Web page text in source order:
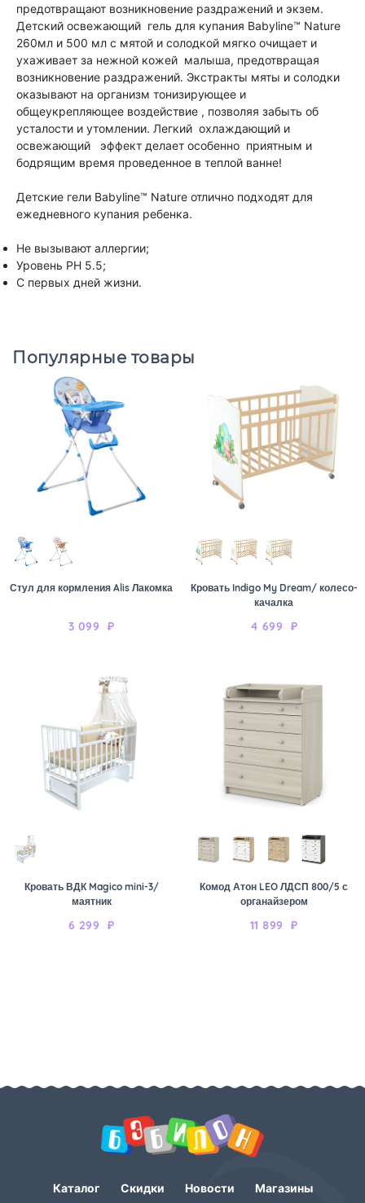
предотвращают возникновение раздражений и экзем.
Детский освежающий гель для купания Babyline™ Nature
260мл и 500 мл с мятой и солодкой мягко очищает и
ухаживает за нежной кожей малыша, предотвращая
возникновение раздражений. Экстракты мяты и солодки
оказывают на организм тонизирующее и
общеукрепляющее воздействие , позволяя забыть об
усталости и утомлении. Легкий охлаждающий и
освежающий эффект делает особенно приятным и
бодрящим время проведенное в теплой ванне!
Детские гели Babyline™ Nature отлично подходят для
ежедневного купания ребенка.
Не вызывают аллергии;
Уровень PH 5.5;
С первых дней жизни.
Популярные товары
Стул для кормления Alis Лакомка
3 099 ₽
Кровать Indigo My Dream/ колесо-
качалка
4 699 ₽
Кровать ВДК Magico mini-3/
маятник
6 299 ₽
Комод Атон LEO ЛДСП 800/5 с
органайзером
11 899 ₽
Каталог Скидки Новости Магазины